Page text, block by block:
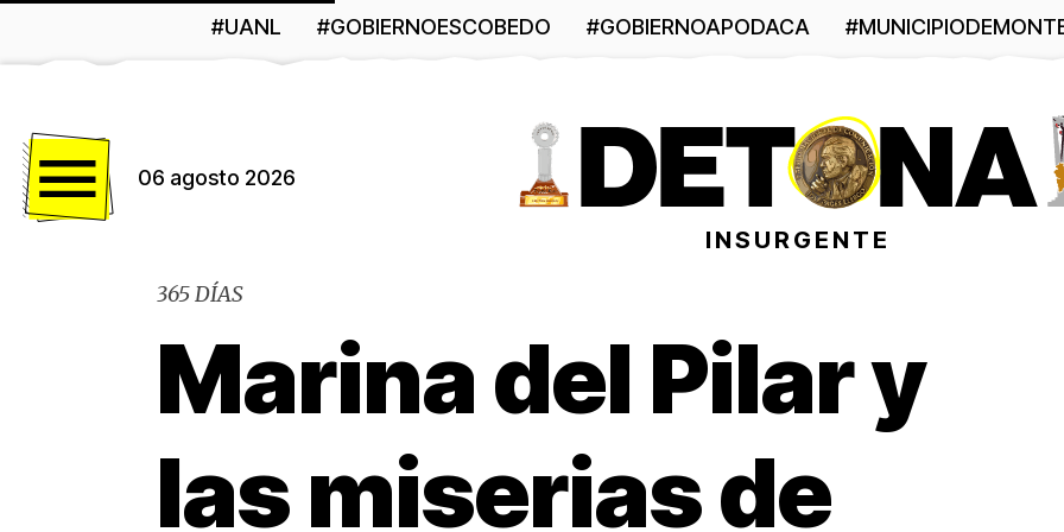
#UANL #GOBIERNOESCOBEDO #GOBIERNOAPODACA
06 agosto 2026
INSURGENTE
365 DÍAS
Marina del Pilar y
las miserias de